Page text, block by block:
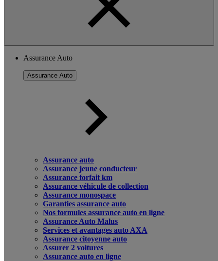
Assurance Auto
Assurance Auto
Assurance auto
Assurance jeune conducteur
Assurance forfait km
Assurance véhicule de collection
Assurance monospace
Garanties assurance auto
Nos formules assurance auto en ligne
Assurance Auto Malus
Services et avantages auto AXA
Assurance citoyenne auto
Assurer 2 voitures
Assurance auto en ligne